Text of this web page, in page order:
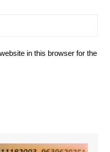
in this browser for the